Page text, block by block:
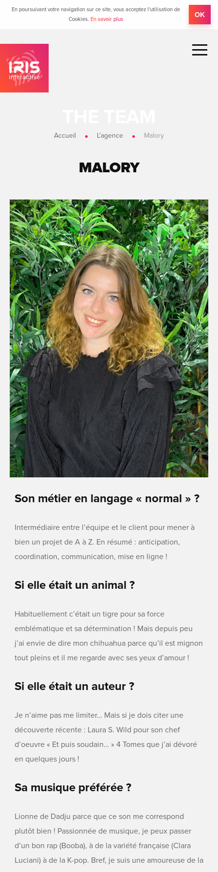
En poursuivant votre navigation sur ce site, vous acceptez l'utilisation de
Cookies. En savoir plus
OK
Accueil L’agence Malory
MALORY
Son métier en langage « normal » ?
Intermédiaire entre l’équipe et le client pour mener à
bien un projet de A à Z. En résumé : anticipation,
coordination, communication, mise en ligne !
Si elle était un animal ?
Habituellement c’était un tigre pour sa force
emblématique et sa détermination ! Mais depuis peu
j’ai envie de dire mon chihuahua parce qu’il est mignon
tout pleins et il me regarde avec ses yeux d’amour !
Si elle était un auteur ?
Je n’aime pas me limiter… Mais si je dois citer une
découverte récente : Laura S. Wild pour son chef
d’oeuvre « Et puis soudain… » 4 Tomes que j’ai dévoré
en quelques jours !
Sa musique préférée ?
Lionne de Dadju parce que ce son me correspond
plutôt bien ! Passionnée de musique, je peux passer
d’un bon rap (Booba), à de la variété française (Clara
Luciani) à de la K-pop. Bref, je suis une amoureuse de la